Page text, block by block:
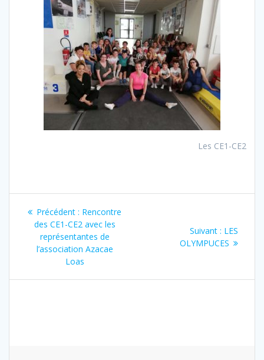
Les CE1-CE2
Navigation
l’article
Précédent : Article
précédent
:
Rencontre
des CE1-CE2 avec les
représentantes de
l’association Azacae
Loas
Suivant : Article
suivant
LES
OLYMPUCES